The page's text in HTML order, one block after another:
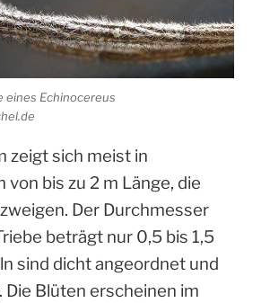
eines Echinocereus
zeigt sich meist in
von bis zu 2 m Länge, die
Der Durchmesser
beträgt nur 0,5 bis 1,5
sind dicht angeordnet und
Die Blüten erscheinen im